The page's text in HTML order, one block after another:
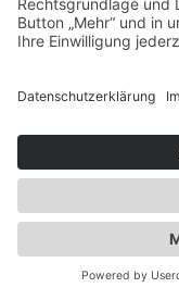
zur Cookie-
Anschließend
Ihnen die
erfassten
uns zur
von Hu-
oder der
entfällt.